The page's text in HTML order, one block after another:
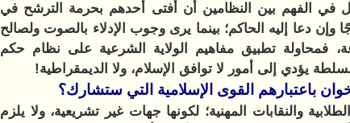
في الفهم بين النظامين أن أفتى أحدهم بحرمة الترشح في
وإن دعا إليه الحاكم؛ بينما يرى وجوب الإدلاء بالصوت ولصالح
فمحاولة تطبيق مفاهيم الولاية الشرعية على نظام حكم
يؤدي إلى أمور لا توافق الإسلام، ولا الديمقراطية!
باعتبارهم القوى الإسلامية التي ستشارك؟
والنقابات المهنية؛ لكونها جهات غير تشريعية، ولا يلزم